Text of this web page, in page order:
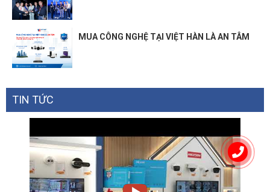
MUA CÔNG NGHỆ TẠI VIỆT HÀN LÀ AN TÂM
TIN TỨC